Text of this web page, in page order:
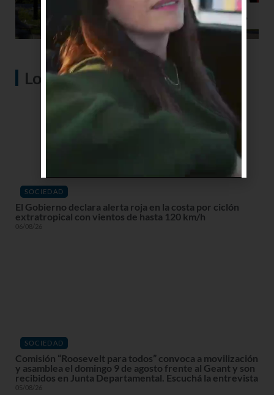
Lo más visto
SOCIEDAD
El Gobierno declara alerta roja en la costa por ciclón
extratropical con vientos de hasta 120 km/h
06/08/26
SOCIEDAD
Comisión “Roosevelt para todos” convoca a movilización
y asamblea el domingo 9 de agosto frente al Geant y son
recibidos en Junta Departamental. Escuchá la entrevista
05/08/26